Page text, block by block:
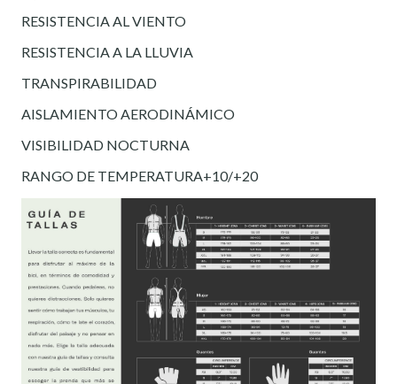
RESISTENCIA AL VIENTO
RESISTENCIA A LA LLUVIA
TRANSPIRABILIDAD
AISLAMIENTO AERODINÁMICO
VISIBILIDAD NOCTURNA
RANGO DE TEMPERATURA+10/+20